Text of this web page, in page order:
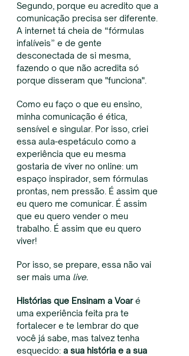
Segundo , porque eu acredito que a
comunicação precisa ser diferente.
A internet tá cheia de “fórmulas
infalíveis” e de gente
desconectada de si mesma,
fazendo o que não acredita só
porque disseram que "funciona".
Como eu faço o que eu ensino,
minha comunicação é ética,
sensível e singular. Por isso, criei
essa aula-espetáculo como a
experiência que eu mesma
gostaria de viver no online: um
espaço inspirador, sem fórmulas
prontas, nem pressão. É assim que
eu quero me comunicar. É assim
que eu quero vender o meu
trabalho. É assim que eu quero
viver!
Por isso, se prepare, essa não vai
ser mais uma live.
Histórias que Ensinam a Voaré
uma experiência feita pra te
fortalecer e te lembrar do que
você já sabe, mas talvez tenha
esquecido: a sua história e a sua